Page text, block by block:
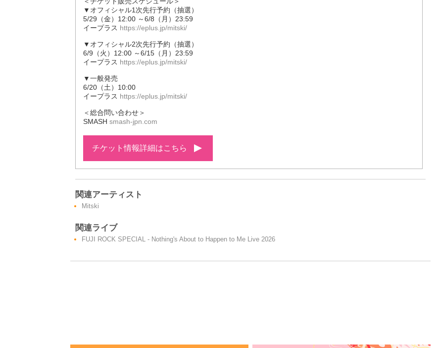
▼オフィシャル1次先行予約（抽選）
5/29（金）12:00 ～6/8（月）23:59
イープラス https://eplus.jp/mitski/
▼オフィシャル2次先行予約（抽選）
6/9（火）12:00 ～6/15（月）23:59
イープラス https://eplus.jp/mitski/
▼一般発売
6/20（土）10:00
イープラス https://eplus.jp/mitski/
＜総合問い合わせ＞
SMASH smash-jpn.com
チケット情報詳細はこちら
関連アーティスト
Mitski
関連ライブ
FUJI ROCK SPECIAL - Nothing's About to Happen to Me Live 2026